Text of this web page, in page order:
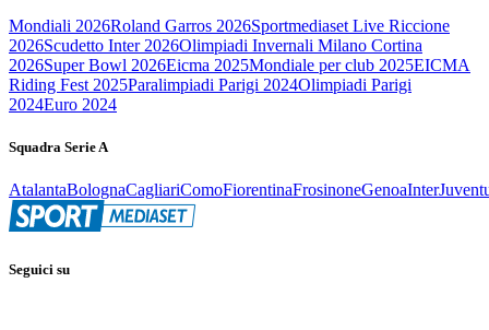
Mondiali 2026Roland Garros 2026Sportmediaset Live Riccione
2026Scudetto Inter 2026Olimpiadi Invernali Milano Cortina
2026Super Bowl 2026Eicma 2025Mondiale per club 2025EICMA
Riding Fest 2025Paralimpiadi Parigi 2024Olimpiadi Parigi
2024Euro 2024
Squadra Serie A
AtalantaBolognaCagliariComoFiorentinaFrosinoneGenoaInter
Seguici su